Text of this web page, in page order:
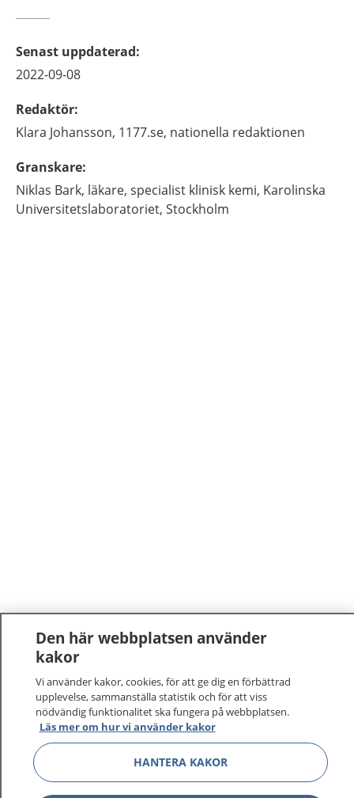
Senast uppdaterad:
2022-09-08
Redaktör:
Klara Johansson, 1177.se, nationella redaktionen
Granskare:
Niklas Bark, läkare, specialist klinisk kemi, Karolinska
Universitetslaboratoriet, Stockholm
1177 –tryggt om din hälsa och vård
På 1177.se får du råd om hälsa och information om
sjukdomar och vilka mottagningar du kan kontakta.
Logga in för att läsa din journal och göra dina
vårdärenden. Ring telefonnummer 1177 för
sjukvårdsrådgivning dygnet runt.
Den här webbplatsen använder
kakor
Vi använder kakor, cookies, för att ge dig en förbättrad
upplevelse, sammanställa statistik och för att viss
nödvändig funktionalitet ska fungera på webbplatsen.
Läs mer om hur vi använder kakor
HANTERA KAKOR